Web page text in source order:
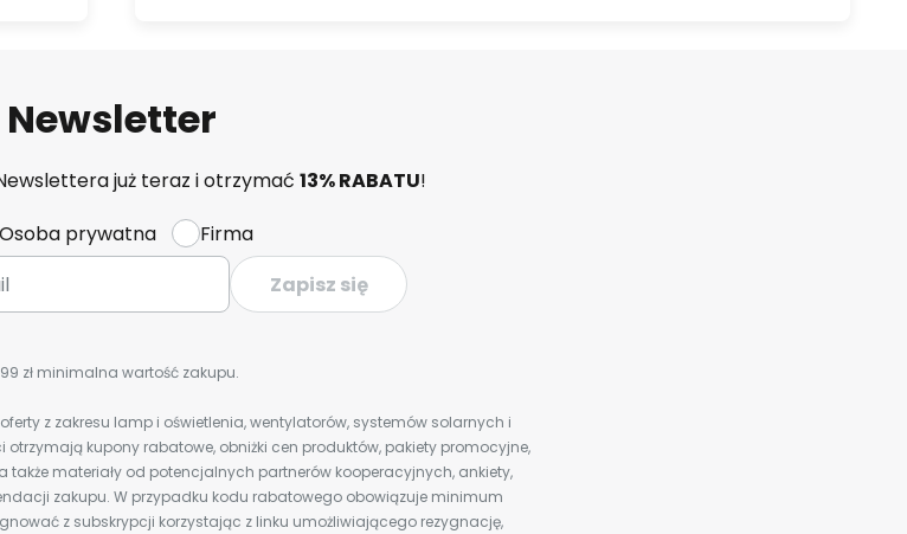
Newsletter
już teraz i otrzymać 13% RABATU!
prywatna
Firma
Zapisz się
zł minimalna wartość zakupu.
z zakresu lamp i oświetlenia, wentylatorów, systemów solarnych i
kupony rabatowe, obniżki cen produktów, pakiety promocyjne,
także materiały od potencjalnych partnerów kooperacyjnych, ankiety,
zakupu. W przypadku kodu rabatowego obowiązuje minimum
z subskrypcji korzystając z linku umożliwiającego rezygnację,